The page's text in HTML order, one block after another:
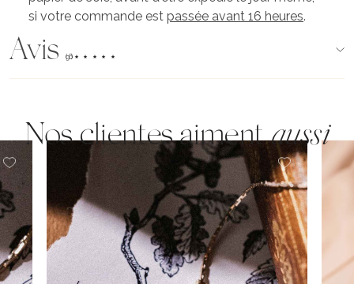
si votre commande est passée avant 16 heures.
Avis (96)
Nos clientes aimentaussi